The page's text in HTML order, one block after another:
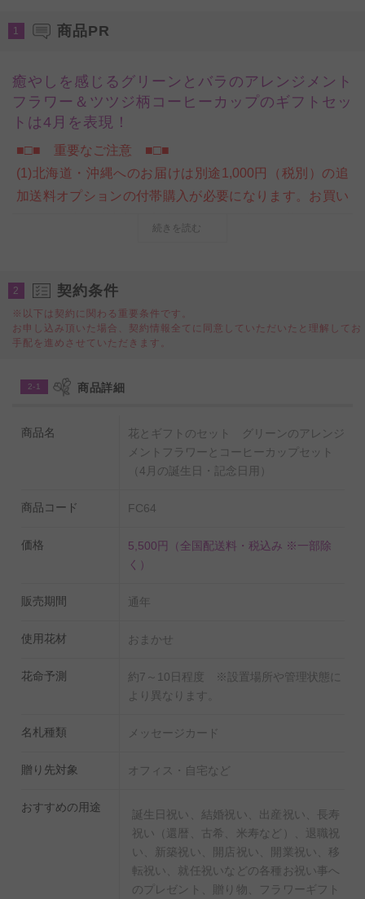
1 商品PR
癒やしを感じるグリーンとバラのアレンジメント
フラワー＆ツツジ柄コーヒーカップのギフトセッ
トは4月を表現！
■□■ 重要なご注意 ■□■
(1)北海道・沖縄へのお届けは別途1,000円（税別）の追
加送料オプションの付帯購入が必要になります。お買い
の追加変更をさせていただきます。
◆◇◆4月の誕生日、記念日などのお祝いにぴったり
癒やしを感じるグリーンとバラのアレンジメントフラワ
向けギフトにお薦めのフラワーギフト商品です。
誕生日祝い、結婚祝い、出産祝い、就任祝い、退職祝
い、還暦や米寿などの長寿祝いなど、各種お祝い事への
る新しい形のフラワーギフト商品です。
【癒やしを感じるグリーンとバラのアレンジメントフラ
爽やかなグリーンと上品なバラのアレンジメントフラワ
歴あり、国産苗にこだわった提携バラ農園より直送する
お花は、花の大きさ、葉の瑞々しさ、花持ちの長さが違
【月を表すコーヒーカップ】
ヒーカップです。
日本製の美濃焼なので高品質で安心な一品です。
続きを読む
2 契約条件
※以下は契約に関わる重要条件です。
お申し込み頂いた場合、契約情報全てに同意していただいたと理解してお
手配を進めさせていただきます。
2-1 商品詳細
商品名
花とギフトのセット グリーンのアレンジ
メントフラワーとコーヒーカップセット
（4月の誕生日・記念日用）
商品コード FC64
価格 5,500円
（全国配送料・税込み ※一部除
く）
販売期間 通年
使用花材 おまかせ
花命予測
約7～10日程度 ※設置場所や管理状態に
より異なります。
名札種類 メッセージカード
贈り先対象 オフィス・自宅など
おすすめの用途
誕生日祝い、結婚祝い、出産祝い、長寿
祝い（還暦、古希、米寿など）、退職祝
い、新築祝い、開店祝い、開業祝い、移
転祝い、就任祝いなどの各種お祝い事へ
のプレゼント、贈り物、フラワーギフト